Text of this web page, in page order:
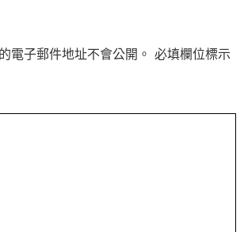
電子郵件地址不會公開。 必填欄位標示